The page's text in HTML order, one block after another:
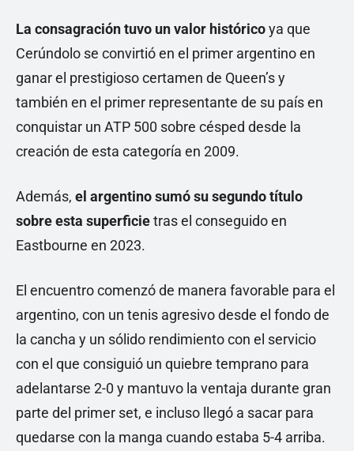
La consagración tuvo un valor históricoya que
Cerúndolo se convirtió en el primer argentino en
ganar el prestigioso certamen de Queen’s y
también en el primer representante de su país en
conquistar un ATP 500 sobre césped desde la
creación de esta categoría en 2009.
Además, el argentino sumó su segundo título
sobre esta superficietras el conseguido en
Eastbourne en 2023.
El encuentro comenzó de manera favorable para el
argentino, con un tenis agresivo desde el fondo de
la cancha y un sólido rendimiento con el servicio
con el que consiguió un quiebre temprano para
adelantarse 2-0 y mantuvo la ventaja durante gran
parte del primer set, e incluso llegó a sacar para
quedarse con la manga cuando estaba 5-4 arriba.